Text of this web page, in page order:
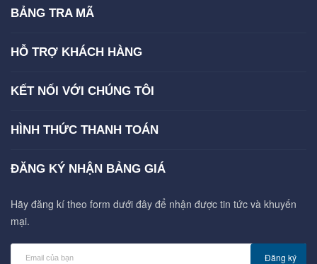
BẢNG TRA MÃ
HỖ TRỢ KHÁCH HÀNG
KẾT NỐI VỚI CHÚNG TÔI
HÌNH THỨC THANH TOÁN
ĐĂNG KÝ NHẬN BẢNG GIÁ
Hãy đăng kí theo form dưới đây để nhận được tin tức và khuyến
mại.
Đăng ký